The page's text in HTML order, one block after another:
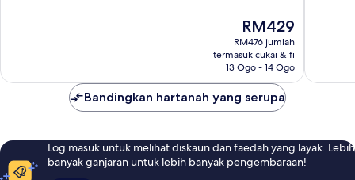
Harga
ialah
RM429
RM429
RM476 jumlah
termasuk cukai & fi
13 Ogo - 14 Ogo
Bandingkan hartanah yang serupa
Log masuk untuk melihat diskaun dan faedah yang layak. Lebih
banyak ganjaran untuk lebih banyak pengembaraan!